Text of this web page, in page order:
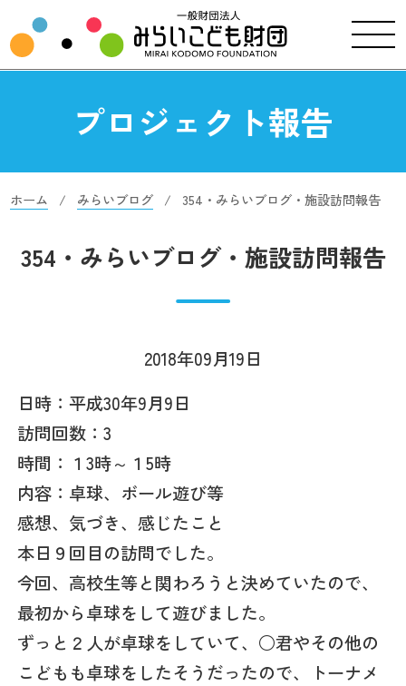
プロジェクト報告
ホーム みらいブログ 354・みらいブログ・施設訪問報告
354・みらいブログ・施設訪問報告
2018年09月19日
日時：平成30年9月9日
訪問回数：3
時間：１3時～１5時
内容：卓球、ボール遊び等
感想、気づき、感じたこと
本日９回目の訪問でした。
今回、高校生等と関わろうと決めていたので、
最初から卓球をして遊びました。
ずっと２人が卓球をしていて、○君やその他の
こどもも卓球をしたそうだったので、トーナメ